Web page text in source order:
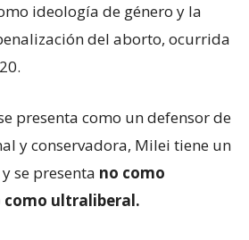
ideología de género y la
del aborto, ocurrida
presenta como un defensor de
y conservadora, Milei tiene un
se presenta no como
como ultraliberal.